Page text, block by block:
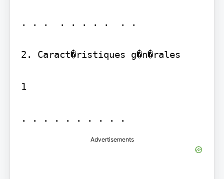
. . .  . . . . .  . .
2. Caract�ristiques g�n�rales
1
. . . . . . . . . .
Advertisements